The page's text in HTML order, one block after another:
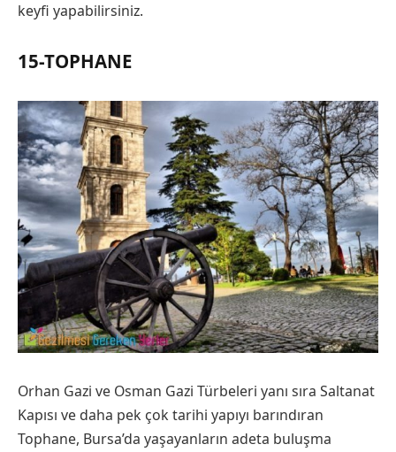
keyfi yapabilirsiniz.
15-TOPHANE
Orhan Gazi ve Osman Gazi Türbeleri yanı sıra Saltanat
Kapısı ve daha pek çok tarihi yapıyı barındıran
Tophane, Bursa’da yaşayanların adeta buluşma